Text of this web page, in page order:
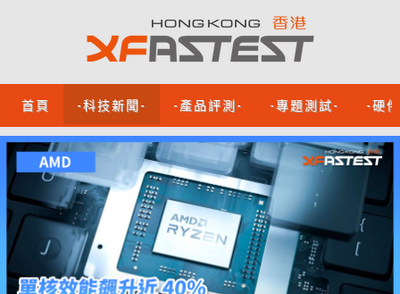
首頁 -科技新聞- -產品評測- -專題測試- -硬